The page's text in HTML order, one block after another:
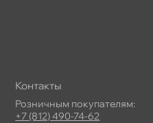
Контакты
Розничным покупателям:
+7 (812) 490-74-62